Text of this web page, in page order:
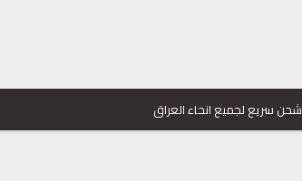
شحن سريع لجميع انحاء العراق